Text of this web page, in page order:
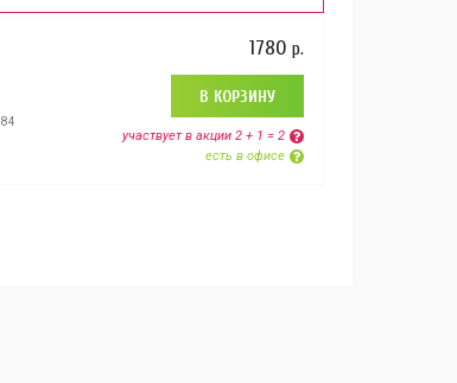
1780 р.
В КОРЗИНУ
участвует в aкции 2 + 1 = 2
есть в офисе